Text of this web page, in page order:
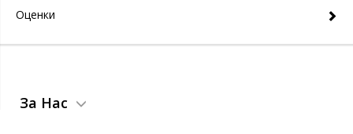
Оценки
За Нас